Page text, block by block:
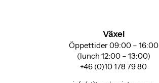
Växel
Öppettider 09:00 – 16:00
(lunch 12:00 – 13:00)
+46 (0)10 178 79 80